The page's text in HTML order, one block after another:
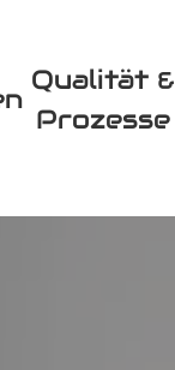
Qualität &
Prozesse